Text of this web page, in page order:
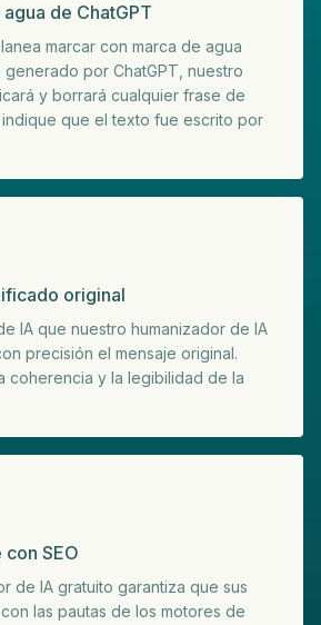
de ChatGPT
marcar con marca de agua
por ChatGPT, nuestro
y borrará cualquier frase de
que el texto fue escrito por
original
IA que nuestro humanizador de IA
precisión el mensaje original.
coherencia y la legibilidad de la
SEO
de IA gratuito garantiza que sus
las pautas de los motores de